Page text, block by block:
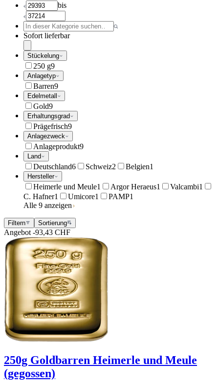
bis
Sofort lieferbar
Stückelung
250 g9
Anlagetyp
Barren9
Edelmetall
Gold9
Erhaltungsgrad
Prägefrisch9
Anlagezweck
Anlageprodukt9
Land
Deutschland6 Schweiz2 Belgien1
Hersteller
Heimerle und Meule1 Argor Heraeus1 Valcambi1
C. Hafner1 Umicore1 PAMP1
Alle 9 anzeigen
Filtern Sortierung
Angebot -93,43 CHF
250g Goldbarren Heimerle und Meule
(gegossen)